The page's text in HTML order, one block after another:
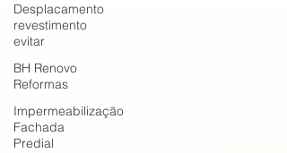
Desplacamento
revestimento
evitar
BH Renovo
Reformas
Impermeabilização
Fachada
Predial